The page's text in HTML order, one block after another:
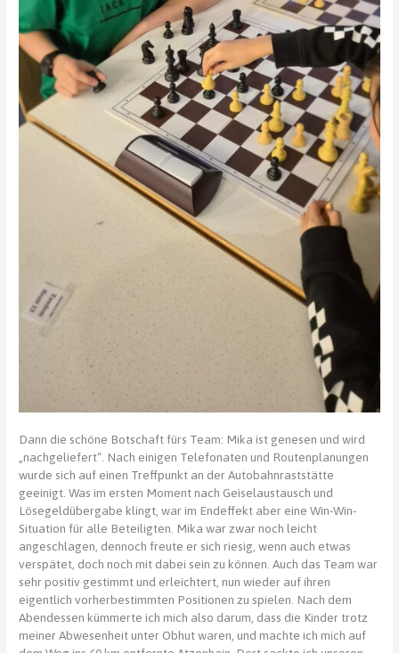
Dann die schöne Botschaft fürs Team: Mika ist genesen und wird
„nachgeliefert“. Nach einigen Telefonaten und Routenplanungen
wurde sich auf einen Treffpunkt an der Autobahnraststätte
geeinigt. Was im ersten Moment nach Geiselaustausch und
Lösegeldübergabe klingt, war im Endeffekt aber eine Win-Win-
Situation für alle Beteiligten. Mika war zwar noch leicht
angeschlagen, dennoch freute er sich riesig, wenn auch etwas
verspätet, doch noch mit dabei sein zu können. Auch das Team war
sehr positiv gestimmt und erleichtert, nun wieder auf ihren
eigentlich vorherbestimmten Positionen zu spielen. Nach dem
Abendessen kümmerte ich mich also darum, dass die Kinder trotz
meiner Abwesenheit unter Obhut waren, und machte ich mich auf